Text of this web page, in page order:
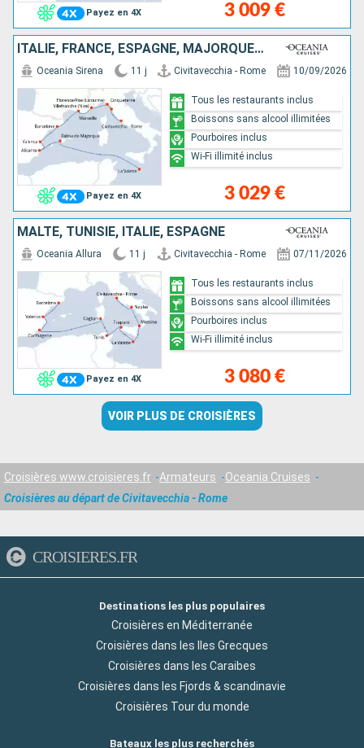
Payez en 4X 3 009 €
ITALIE, FRANCE, ESPAGNE, MAJORQUE, MALTE
Payez en 4X
Oceania Sirena 11 j Civitavecchia - Rome 10/09/2026
3 029 €
Tous les restaurants inclus
Boissons sans alcool illimitées
Pourboires inclus
Wi-Fi illimité inclus
MALTE, TUNISIE, ITALIE, ESPAGNE
Payez en 4X
Oceania Allura 11 j Civitavecchia - Rome 07/11/2026
3 080 €
Tous les restaurants inclus
Boissons sans alcool illimitées
Pourboires inclus
Wi-Fi illimité inclus
VOIR PLUS DE CROISIÈRES
Croisières www.croisieres.fr Armateurs
Oceania Cruises
Croisières au départ de Civitavecchia - Rome
CROISIERES.FR
Destinations les plus populaires
Croisières en Méditerranée
Croisières dans les Iles Grecques
Croisières dans les Caraibes
Croisières dans les Fjords & scandinavie
Croisières Tour du monde
Bateaux les plus recherchés